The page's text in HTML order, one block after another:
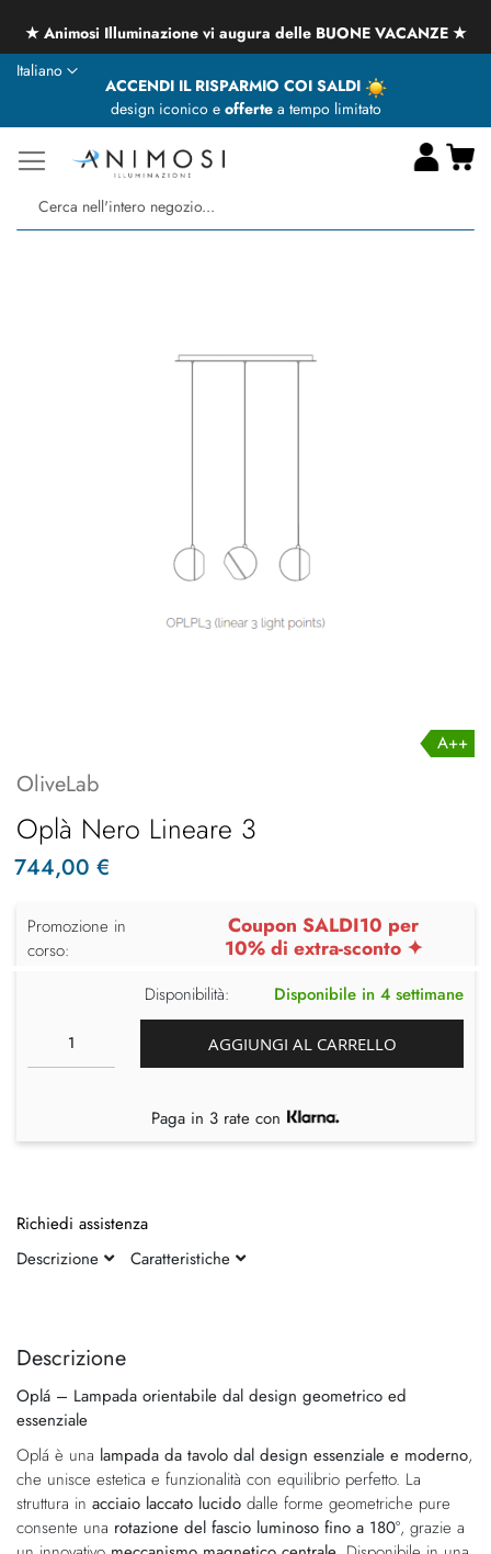
★ Animosi Illuminazione vi augura delle BUONE VACANZE ★
ACCENDI IL RISPARMIO COI SALDI
design iconico e offertea tempo limitato
Lingua
Italiano
fine
galleria
di
immagini
della
di
immagini
Descrizione
Oplá – Lampada orientabile dal design geometrico ed
essenziale
Oplá è una lampada da tavolo dal design essenziale e moderno,
che unisce estetica e funzionalità con equilibrio perfetto. La
struttura in acciaio laccato lucido dalle forme geometriche pure
consente una rotazione del fascio luminoso fino a 180°, grazie a
A++
OliveLab
Oplà Nero Lineare 3
744,00 €
Promozione in
corso:
Coupon SALDI10 per
10% di extra-sconto ✦
Disponibilità: Disponibile in 4 settimane
AGGIUNGI AL CARRELLO
Paga in 3 rate con
Richiedi assistenza
Descrizione
Caratteristiche